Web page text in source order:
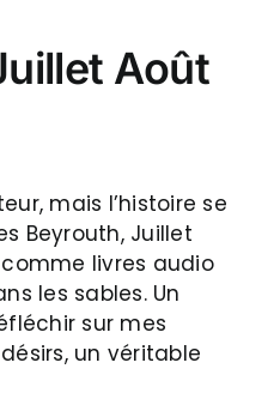
Août
mais l’histoire se
Beyrouth, Juillet
livres audio
les sables. Un
sur mes
un véritable